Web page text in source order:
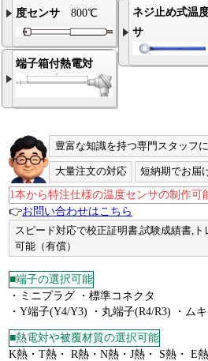
度センサ 800℃
端子箱付熱電対
ネジ止め式温
サ
豊富な知識を持つ専門スタッフに
大量注文の対応
短納期でお届
1本から特注仕様の温度センサの制作可
👉お問い合わせはこちら
スピード対応で校正証明書,試験成績書,
可能（有償）
■端子の選択可能
・ミニプラグ ・標準コネクタ
・Y端子(Y4/Y3) ・丸端子(R4/R3) ・ム
■熱電対や被覆材質の選択可能
K熱・T熱・ R熱・N熱・J熱・ S熱・ E熱